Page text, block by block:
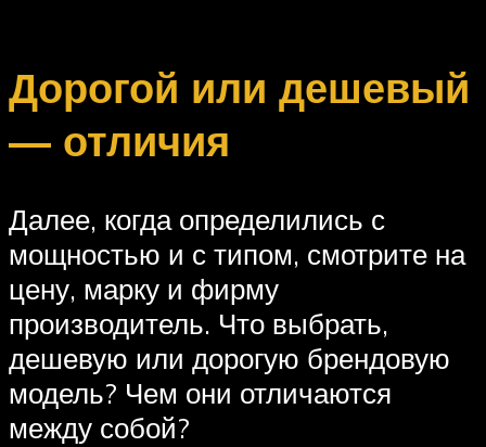
Дорогой или дешевый
— отличия
Далее, когда определились с
мощностью и с типом, смотрите на
цену, марку и фирму
производитель. Что выбрать,
дешевую или дорогую брендовую
модель? Чем они отличаются
между собой?